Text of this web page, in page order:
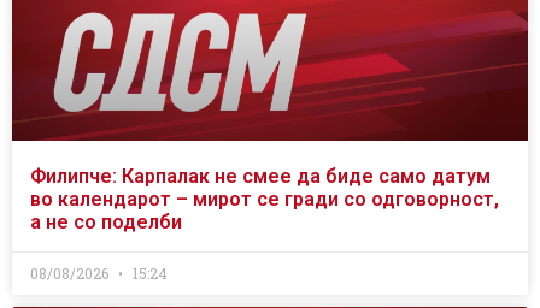
Филипче: Карпалак не смее да биде само датум
во календарот – мирот се гради со одговорност,
а не со поделби
08/08/2026 15:24